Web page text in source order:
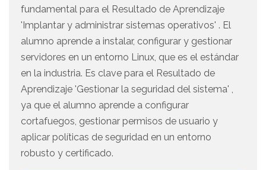
fundamental para el Resultado de Aprendizaje
'Implantar y administrar sistemas operativos' . El
alumno aprende a instalar, configurar y gestionar
servidores en un entorno Linux, que es el estándar
en la industria. Es clave para el Resultado de
Aprendizaje 'Gestionar la seguridad del sistema' ,
ya que el alumno aprende a configurar
cortafuegos, gestionar permisos de usuario y
aplicar políticas de seguridad en un entorno
robusto y certificado.